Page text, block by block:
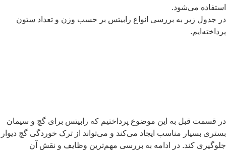
می‌شود.
جدول زیر به بررسی انواع رابیتس بر حسب وزن و تعداد ستون
قسمت قبل به این موضوع پرداختیم که رابیتس برای گچ و سیمان
بسیار مناسب ایجاد می‌کند و می‌تواند از ترک خوردگی گچ دیوار
کند. در ادامه به بررسی مهم‌ترین وظایف و نقش آن